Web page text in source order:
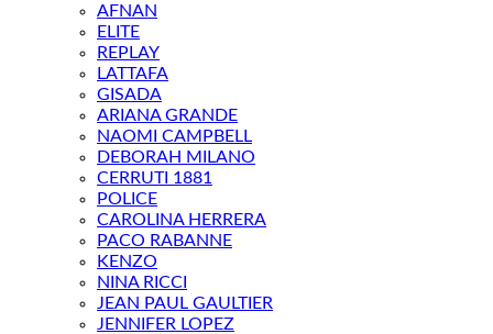
AFNAN
ELITE
REPLAY
LATTAFA
GISADA
ARIANA GRANDE
NAOMI CAMPBELL
DEBORAH MILANO
CERRUTI 1881
POLICE
CAROLINA HERRERA
PACO RABANNE
KENZO
NINA RICCI
JEAN PAUL GAULTIER
JENNIFER LOPEZ